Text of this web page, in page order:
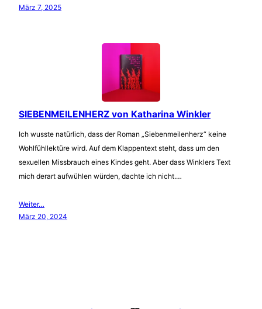
März 7, 2025
SIEBENMEILENHERZ von Katharina Winkler
Ich wusste natürlich, dass der Roman „Siebenmeilenherz“ keine
Wohlfühllektüre wird. Auf dem Klappentext steht, dass um den
sexuellen Missbrauch eines Kindes geht. Aber dass Winklers Text
mich derart aufwühlen würden, dachte ich nicht.…
Weiter…
März 20, 2024